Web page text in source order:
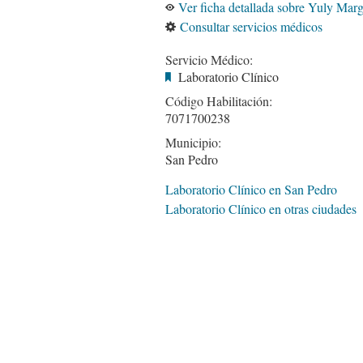
Ver ficha detallada sobre Yuly
Consultar servicios médicos
Servicio Médico:
Laboratorio Clínico
Código Habilitación:
7071700238
Municipio:
San Pedro
Laboratorio Clínico en San Pedro
Laboratorio Clínico en otras ciudades